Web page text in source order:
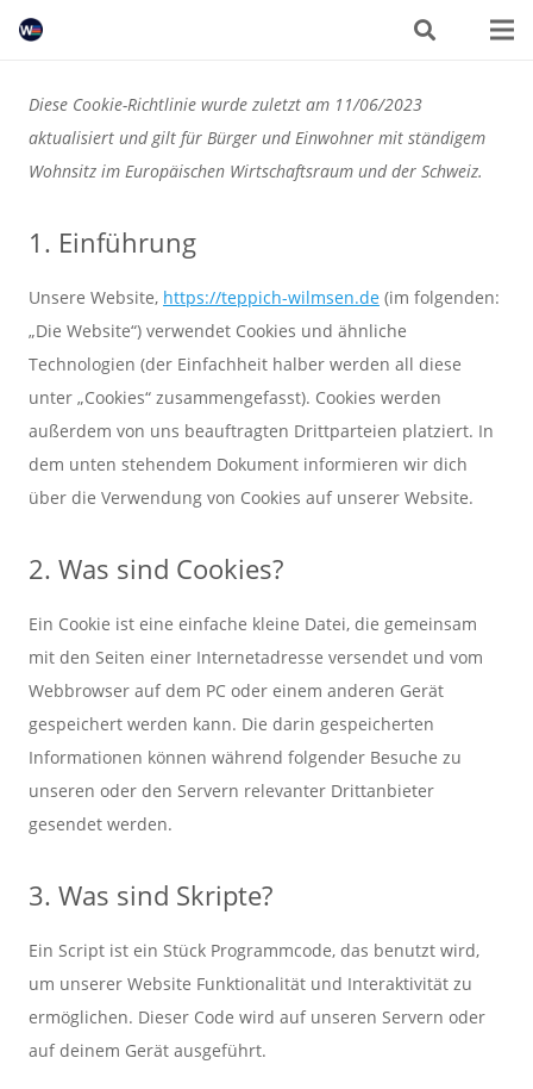
Diese Cookie-Richtlinie wurde zuletzt am 11/06/2023
aktualisiert und gilt für Bürger und Einwohner mit ständigem
Wohnsitz im Europäischen Wirtschaftsraum und der Schweiz.
1. Einführung
Unsere Website, https://teppich-wilmsen.de (im folgenden:
„Die Website“) verwendet Cookies und ähnliche
Technologien (der Einfachheit halber werden all diese
unter „Cookies“ zusammengefasst). Cookies werden
außerdem von uns beauftragten Drittparteien platziert. In
dem unten stehendem Dokument informieren wir dich
über die Verwendung von Cookies auf unserer Website.
2. Was sind Cookies?
Ein Cookie ist eine einfache kleine Datei, die gemeinsam
mit den Seiten einer Internetadresse versendet und vom
Webbrowser auf dem PC oder einem anderen Gerät
gespeichert werden kann. Die darin gespeicherten
Informationen können während folgender Besuche zu
unseren oder den Servern relevanter Drittanbieter
gesendet werden.
3. Was sind Skripte?
Ein Script ist ein Stück Programmcode, das benutzt wird,
um unserer Website Funktionalität und Interaktivität zu
ermöglichen. Dieser Code wird auf unseren Servern oder
auf deinem Gerät ausgeführt.